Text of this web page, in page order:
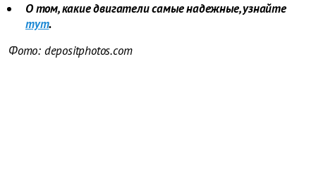
О том, какие двигатели самые надежные, узнайте
тут.
Фото: depositphotos.com